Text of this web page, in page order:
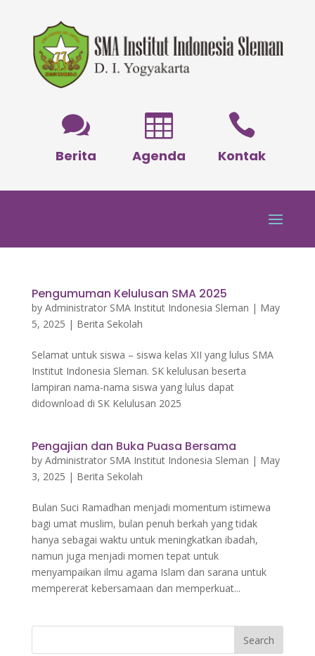

Kontak

Agenda

Berita
Pengumuman Kelulusan SMA 2025
by Administrator SMA Institut Indonesia Sleman | May
5, 2025 | Berita Sekolah
Selamat untuk siswa – siswa kelas XII yang lulus SMA
Institut Indonesia Sleman. SK kelulusan beserta
lampiran nama-nama siswa yang lulus dapat
didownload di SK Kelulusan 2025
Pengajian dan Buka Puasa Bersama
by Administrator SMA Institut Indonesia Sleman | May
3, 2025 | Berita Sekolah
Bulan Suci Ramadhan menjadi momentum istimewa
bagi umat muslim, bulan penuh berkah yang tidak
hanya sebagai waktu untuk meningkatkan ibadah,
namun juga menjadi momen tepat untuk
menyampaikan ilmu agama Islam dan sarana untuk
mempererat kebersamaan dan memperkuat...